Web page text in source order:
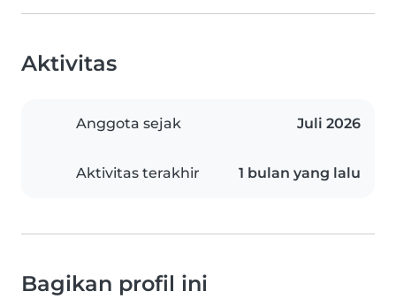
Aktivitas
Anggota sejak Juli 2026
Aktivitas terakhir 1 bulan yang lalu
Bagikan profil ini